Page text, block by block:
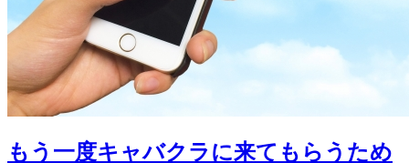
もう一度キャバクラに来てもらうため